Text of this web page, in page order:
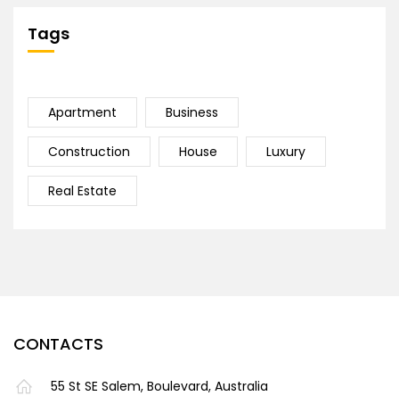
Tags
Apartment Business
Construction House Luxury
Real Estate
CONTACTS
55 St SE Salem, Boulevard, Australia